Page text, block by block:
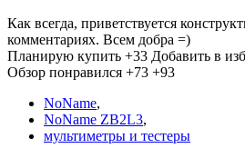
Как всегда, приветствуется
комментариях. Всем добра =)
Планирую купить +33 Добавить в
Обзор понравился +73 +93
NoName,
NoName ZB2L3,
мультиметры и тестеры